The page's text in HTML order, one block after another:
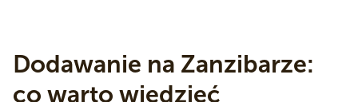
Dodawanie na Zanzibarze:
co warto wiedzieć